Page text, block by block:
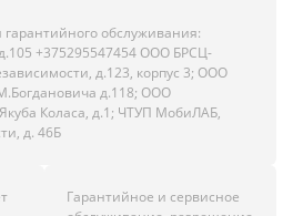
обслуживания:
+375295547454 ООО БРСЦ-
д.123, корпус 3; ООО
д.118; ООО
Коласа, д.1; ЧТУП МобиЛАБ,
д. 46Б
Гарантийное и сервисное